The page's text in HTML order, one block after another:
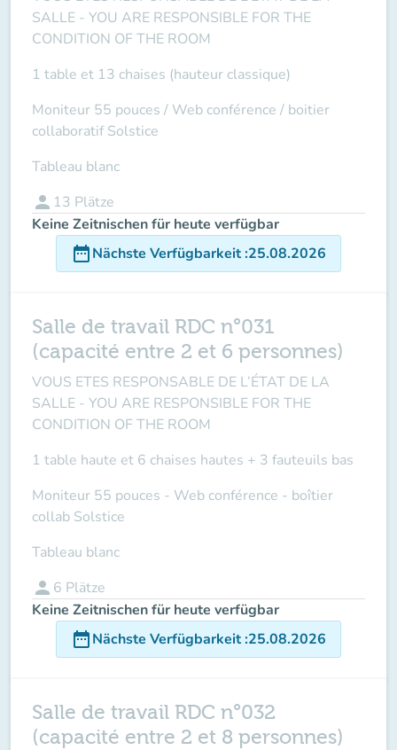
SALLE - YOU ARE RESPONSIBLE FOR THE
CONDITION OF THE ROOM
1 table et 13 chaises (hauteur classique)
Moniteur 55 pouces / Web conférence / boitier
collaboratif Solstice
Tableau blanc
person 13 Plätze
Keine Zeitnischen für heute verfügbar
date_rangeNächste Verfügbarkeit:25.08.2026
Salle de travail RDC n°031
(capacité entre 2 et 6 personnes)
VOUS ETES RESPONSABLE DE L’ÉTAT DE LA
SALLE - YOU ARE RESPONSIBLE FOR THE
CONDITION OF THE ROOM
1 table haute et 6 chaises hautes + 3 fauteuils bas
Moniteur 55 pouces - Web conférence - boîtier
collab Solstice
Tableau blanc
person 6 Plätze
Keine Zeitnischen für heute verfügbar
date_rangeNächste Verfügbarkeit:25.08.2026
Salle de travail RDC n°032
(capacité entre 2 et 8 personnes)